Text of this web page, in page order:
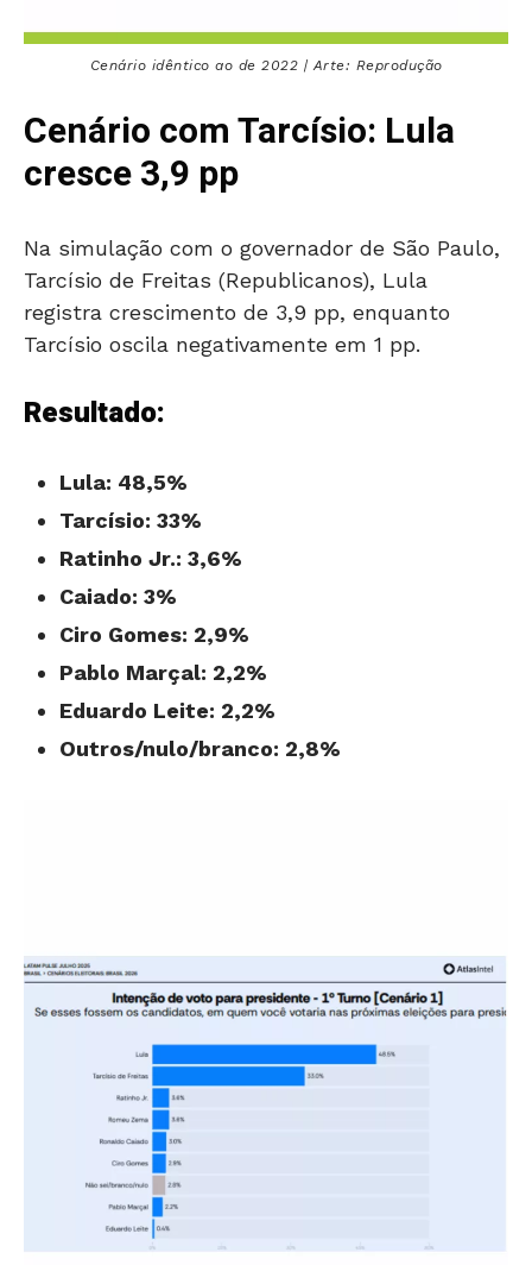
Cenário idêntico ao de 2022 | Arte: Reprodução
Cenário com Tarcísio: Lula
cresce 3,9 pp
Na simulação com o governador de São Paulo,
Tarcísio de Freitas (Republicanos), Lula
registra crescimento de 3,9 pp, enquanto
Tarcísio oscila negativamente em 1 pp.
Resultado:
Lula: 48,5%
Tarcísio: 33%
Ratinho Jr.: 3,6%
Caiado: 3%
Ciro Gomes: 2,9%
Pablo Marçal: 2,2%
Eduardo Leite: 2,2%
Outros/nulo/branco: 2,8%